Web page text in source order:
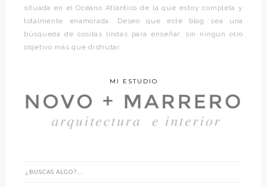
situada en el Océano Atlántico de la que estoy completa y
totalmente enamorada. Deseo que este blog sea una
búsqueda de cositas lindas para enseñar, sin ningún otro
objetivo más que disfrutar.
MI ESTUDIO